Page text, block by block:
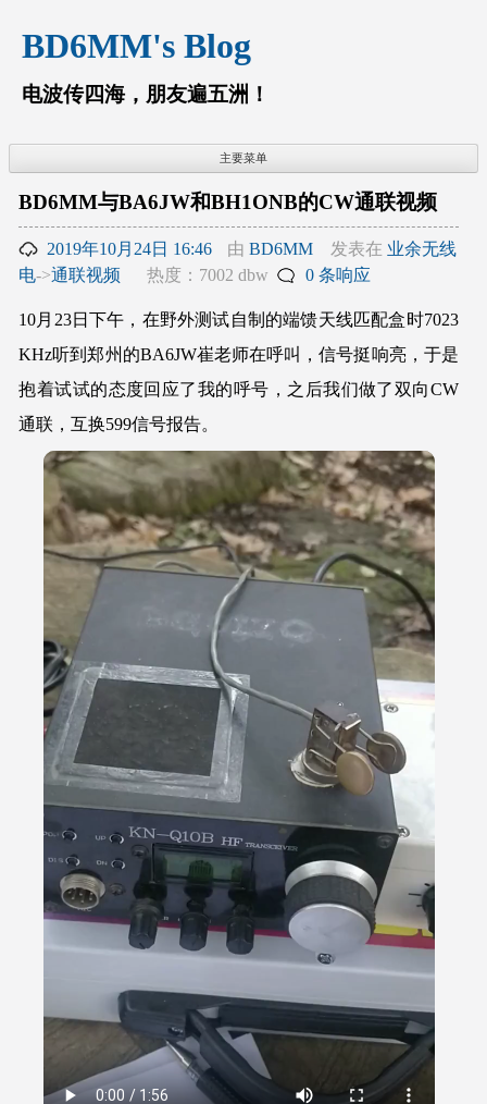
BD6MM's Blog
电波传四海，朋友遍五洲！
主要菜单
BD6MM与BA6JW和BH1ONB的CW通联视频
2019年10月24日 16:46 由 BD6MM 发表在 业余无线
电->通联视频 热度：7002 dbw 0 条响应
10月23日下午，在野外测试自制的端馈天线匹配盒时7023
KHz听到郑州的BA6JW崔老师在呼叫，信号挺响亮，于是
抱着试试的态度回应了我的呼号，之后我们做了双向CW
通联，互换599信号报告。